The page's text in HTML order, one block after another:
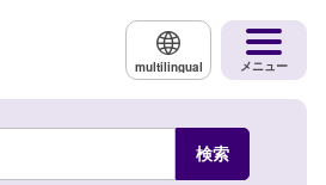
multilingual メニュー